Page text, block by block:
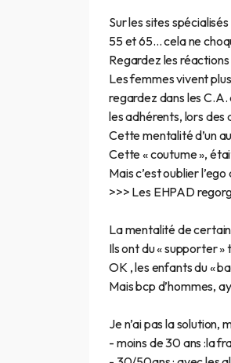
Sur les sites
55 et 65… cela ne
Regardez les
Les femmes vivent
regardez dans les
les adhérents, lors des
Cette mentalité d’un
Cette « coutume »,
Mais c’est oublier
>>> Les EHPAD
La mentalité de
Ils ont du « supporter
OK , les enfants du «
Mais bcp d’hommes,
Je n’ai pas la solution,
- moins de 30 ans :la